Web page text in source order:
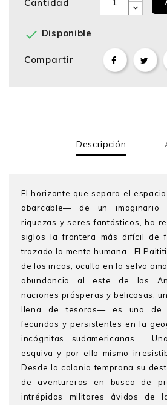
Cantidad
 Disponible
Compartir
Descripción
El horizonte que separa el
abarcable— de un imaginario
riquezas y seres fantásticos, ha
siglos la frontera más difícil de
trazado la mente humana. El
de los incas, oculta en la selva
abundancia al este de los
naciones prósperas y belicosas;
llena de tesoros— es una de
fecundas y persistentes en la
incógnitas sudamericanas.
esquiva y por ello mismo
Desde la colonia temprana su
de aventureros en busca de
intrépidos militares ávidos de